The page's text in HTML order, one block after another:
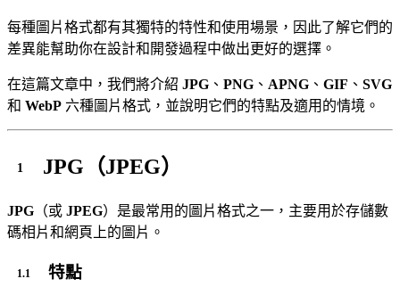
每種圖片格式都有其獨特的特性和使用場景，因此了解它們的
差異能幫助你在設計和開發過程中做出更好的選擇。
在這篇文章中，我們將介紹 JPG 、 PNG 、 APNG 、 GIF 、 SVG
和 WebP 六種圖片格式，並說明它們的特點及適用的情境。
JPG（JPEG）
JPG （或 JPEG）是最常用的圖片格式之一，主要用於存儲數
碼相片和網頁上的圖片。
特點